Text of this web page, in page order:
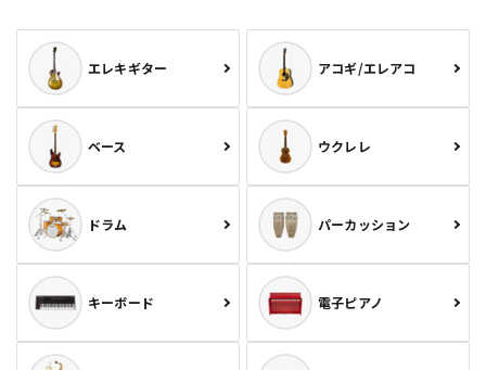
エレキギター アコギ/エレアコ
ベース ウクレレ
ドラム パーカッション
キーボード 電子ピアノ